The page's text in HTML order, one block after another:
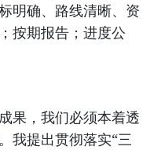
明确、路线清晰、资
按期报告；进度公
果，我们必须本着透
我提出贯彻落实“三